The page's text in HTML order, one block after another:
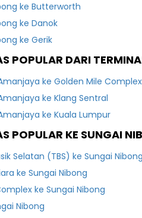
ke Butterworth
ke Danok
ke Gerik
POPULAR DARI
ke Golden Mile Complex
ke Klang Sentral
ke Kuala Lumpur
POPULAR KE SUNGAI
Selatan (TBS) ke Sungai Nibong
ke Sungai Nibong
ke Sungai Nibong
Nibong